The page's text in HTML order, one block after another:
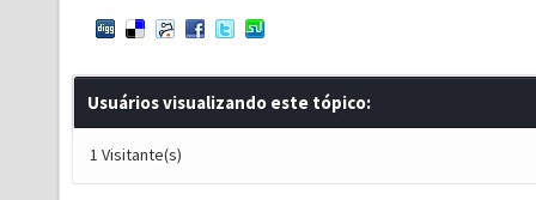
Usuários visualizando este tópico:
1 Visitante(s)